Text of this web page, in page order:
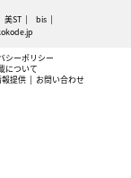
美ST
bis
シーポリシー
について
報提供 お問い合わせ